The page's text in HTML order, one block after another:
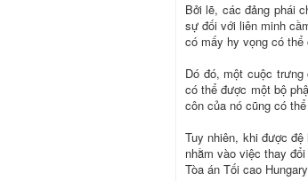
Bởi lẽ, các đảng phái
sự đối với liên minh
có mấy hy vọng có
Dó đó, một cuộc
có thể được một bộ
côn của nó cũng có
Tuy nhiên, khi được
nhằm vào việc thay
Tòa án Tối cao